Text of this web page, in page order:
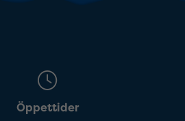
Öppettider